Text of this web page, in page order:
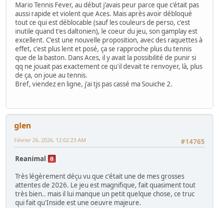
Mario Tennis Fever, au début j'avais peur parce que c'était pas
aussi rapide et violent que Aces. Mais après avoir débloqué
tout ce qui est déblocable (sauf les couleurs de perso, c'est
inutile quand t'es daltonien), le coeur du jeu, son gamplay est
excellent. C'est une nouvelle proposition, avec des raquettes à
effet, c'est plus lent et posé, ça se rapproche plus du tennis
que de la baston. Dans Aces, il y avait la possibilité de punir si
qq ne jouait pas exactement ce qu'il devait te renvoyer, là, plus
de ça, on joue au tennis.
Bref, viendez en ligne, j'ai tjs pas cassé ma Souiche 2.
glen
#14765
Février 26, 2026, 12:02:23 AM
Reanimal
Très légèrement déçu vu que c'était une de mes grosses
attentes de 2026. Le jeu est magnifique, fait quasiment tout
très bien.. mais il lui manque un petit quelque chose, ce truc
qui fait qu'Inside est une oeuvre majeure.